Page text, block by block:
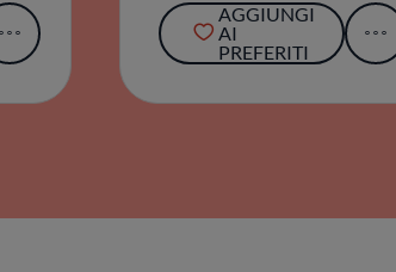
AGGIUNGI
AI
PREFERITI